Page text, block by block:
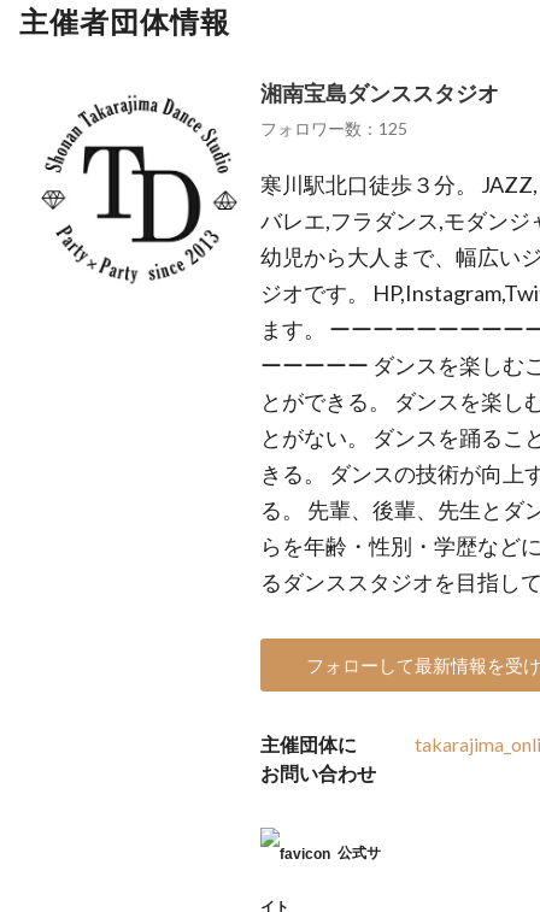
主催者団体情報
湘南宝島ダンススタジオ
フォロワー数：125
寒川駅北口徒歩３分。
バレエ,フラダンス,モダン
幼児から大人まで、幅広い
ジオです。
ます。 ーーーーーーーーー
ーーーーー ダンスを楽しむ
とができる。 ダンスを楽し
とがない。 ダンスを踊るこ
きる。 ダンスの技術が向上
る。 先輩、後輩、先生とダ
らを年齢・性別・学歴など
るダンススタジオを目指し
フォローして最新情報を受
主催団体に
お問い合わせ
公式サ
イト